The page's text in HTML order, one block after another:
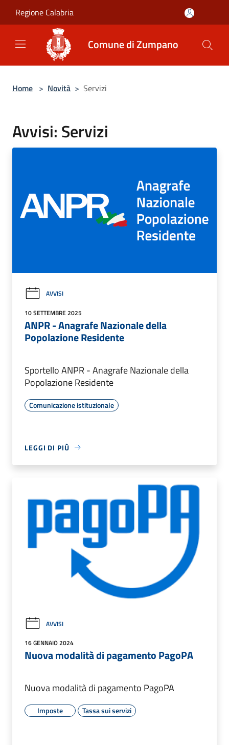
Regione Calabria
Comune di Zumpano
Home > Novità > Servizi
Avvisi: Servizi
AVVISI
10 SETTEMBRE 2025
ANPR - Anagrafe Nazionale della
Popolazione Residente
Sportello ANPR - Anagrafe Nazionale della
Popolazione Residente
Comunicazione istituzionale
LEGGI DI PIÙ
AVVISI
16 GENNAIO 2024
Nuova modalità di pagamento PagoPA
Nuova modalità di pagamento PagoPA
Imposte Tassa sui servizi